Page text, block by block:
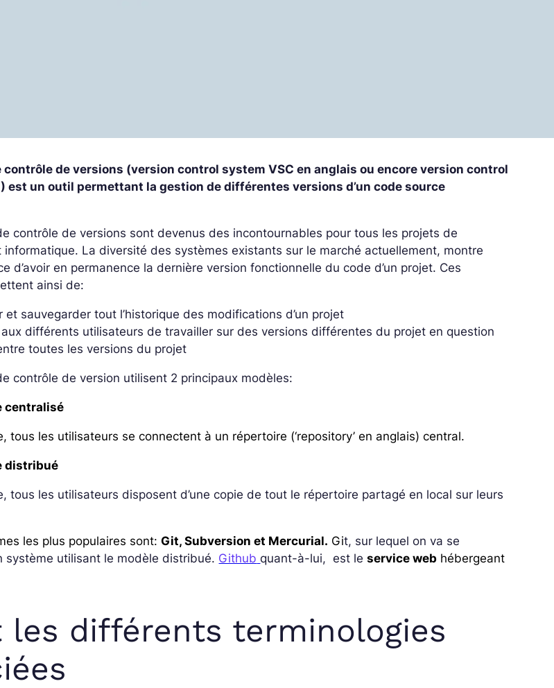
contrôle de versions (version control system VSC en anglais ou encore version control
est un outil permettant la gestion de différentes versions d’un code source
contrôle de versions sont devenus des incontournables pour tous les projets de
informatique. La diversité des systèmes existants sur le marché actuellement, montre
d’avoir en permanence la dernière version fonctionnelle du code d’un projet. Ces
ainsi de:
et sauvegarder tout l’historique des modifications d’un projet
différents utilisateurs de travailler sur des versions différentes du projet en question
toutes les versions du projet
contrôle de version utilisent 2 principaux modèles:
centralisé
tous les utilisateurs se connectent à un répertoire (‘repository’ en anglais) central.
distribué
tous les utilisateurs disposent d’une copie de tout le répertoire partagé en local sur leurs
les plus populaires sont:Git,Subversion et Mercurial. Git, sur lequel on va se
système utilisant le modèle distribué. Github quant-à-lui, est leservice web hébergeant
les différents terminologies